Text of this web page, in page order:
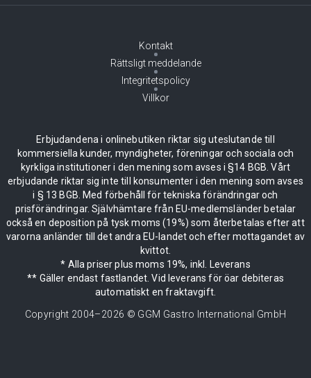
Kontakt
Rättsligt meddelande
Integritetspolicy
Villkor
Erbjudandena i onlinebutiken riktar sig uteslutande till
kommersiella kunder, myndigheter, föreningar och sociala och
kyrkliga institutioner i den mening som avses i §14 BGB. Vårt
erbjudande riktar sig inte till konsumenter i den mening som avses
i § 13 BGB. Med förbehåll för tekniska förändringar och
prisförändringar. Självhämtare från EU-medlemsländer betalar
också en deposition på tysk moms (19%) som återbetalas efter att
varorna anländer till det andra EU-landet och efter mottagandet av
kvittot.
* Alla priser plus moms 19%, inkl. Leverans
** Gäller endast fastlandet. Vid leverans för öar debiteras
automatiskt en fraktavgift.
Copyright 2004–2026 © GGM Gastro International GmbH